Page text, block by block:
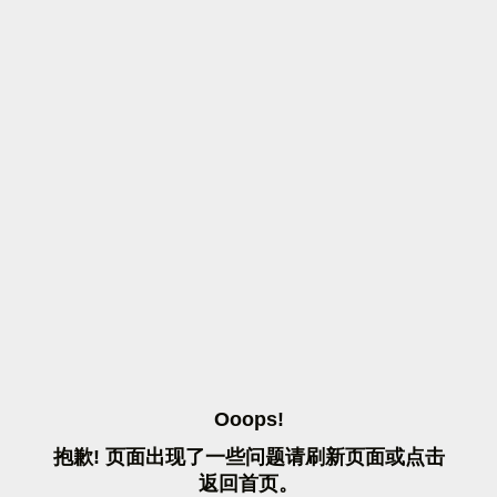
OOOPS!
抱歉! 页面出现了一些问题请刷 新页面或点击
返 回首页。